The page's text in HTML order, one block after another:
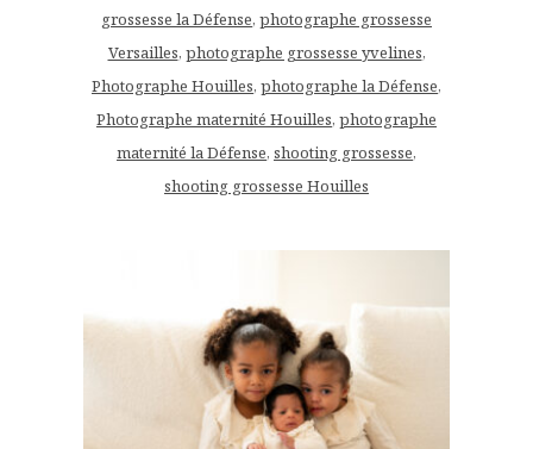
grossesse la Défense, photographe grossesse
Versailles, photographe grossesse yvelines,
Photographe Houilles, photographe la Défense,
Photographe maternité Houilles, photographe
maternité la Défense, shooting grossesse,
shooting grossesse Houilles